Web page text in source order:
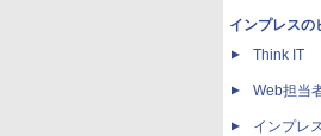
インプレスの
Think IT
Web担当
インプレ